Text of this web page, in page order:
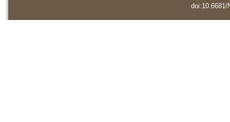
doi:10.6681/